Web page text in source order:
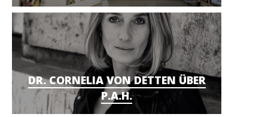
DR. CORNELIA VON DETTEN ÜBER
P.A.H.